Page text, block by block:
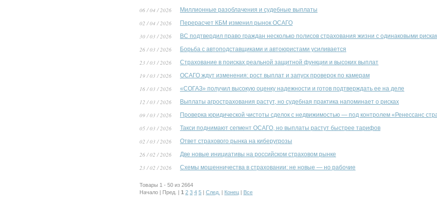
06 / 04 / 2026 Миллионные разоблачения и судебные выплаты
02 / 04 / 2026 Перерасчет КБМ изменил рынок ОСАГО
30 / 03 / 2026 ВС подтвердил право граждан несколько полисов страхования жизни с одинаковыми
26 / 03 / 2026 Борьба с автоподставщиками и автоюристами усиливается
23 / 03 / 2026 Страхование в поисках реальной защитной функции и высоких выплат
19 / 03 / 2026 ОСАГО ждут изменения: рост выплат и запуск проверок по камерам
16 / 03 / 2026 «СОГАЗ» получил высокую оценку надежности и готов подтверждать ее на деле
12 / 03 / 2026 Выплаты агрострахования растут, но судебная практика напоминает о рисках
09 / 03 / 2026 Проверка юридической чистоты сделок с недвижимостью — под контролем «Ренессанс
05 / 03 / 2026 Такси поднимают сегмент ОСАГО, но выплаты растут быстрее тарифов
02 / 03 / 2026 Ответ страхового рынка на киберугрозы
26 / 02 / 2026 Две новые инициативы на российском страховом рынке
23 / 02 / 2026 Схемы мошенничества в страховании: не новые — но рабочие
Товары 1 - 50 из 2664
Начало | Пред. | 1 2 3 4 5 | След. | Конец | Все